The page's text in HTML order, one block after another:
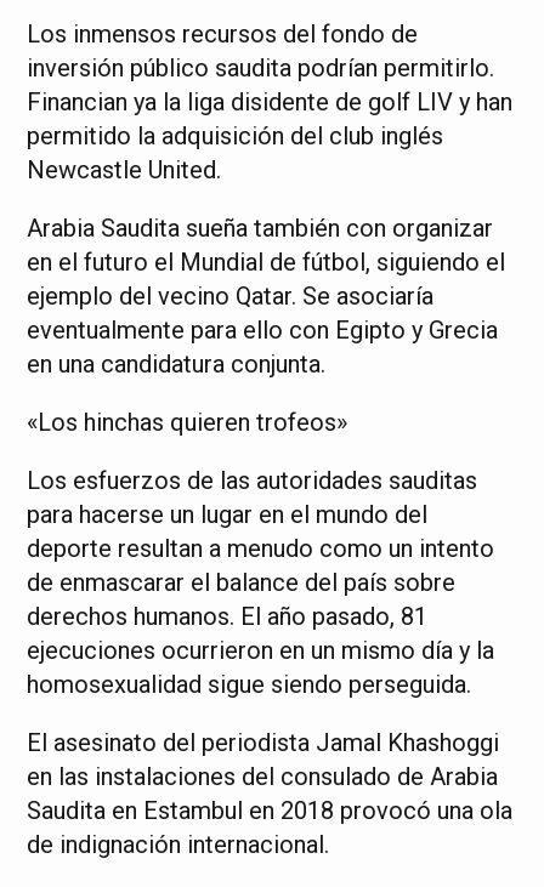
Los inmensos recursos del fondo de
inversión público saudita podrían permitirlo.
Financian ya la liga disidente de golf LIV y han
permitido la adquisición del club inglés
Newcastle United.
Arabia Saudita sueña también con organizar
en el futuro el Mundial de fútbol, siguiendo el
ejemplo del vecino Qatar. Se asociaría
eventualmente para ello con Egipto y Grecia
en una candidatura conjunta.
«Los hinchas quieren trofeos»
Los esfuerzos de las autoridades sauditas
para hacerse un lugar en el mundo del
deporte resultan a menudo como un intento
de enmascarar el balance del país sobre
derechos humanos. El año pasado, 81
ejecuciones ocurrieron en un mismo día y la
homosexualidad sigue siendo perseguida.
El asesinato del periodista Jamal Khashoggi
en las instalaciones del consulado de Arabia
Saudita en Estambul en 2018 provocó una ola
de indignación internacional.